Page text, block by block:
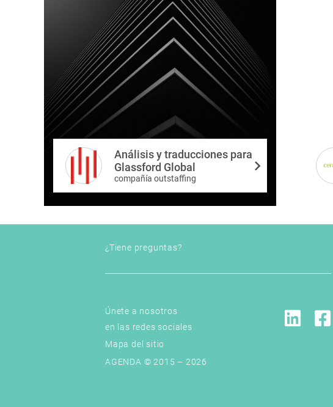
Análisis y traducciones para
Glassford Global
compañía outstaffing
¿Tiene preguntas?
Únete a nosotros
en las redes sociales
Mapa del sitio
AGENDA © 2015 – 2026